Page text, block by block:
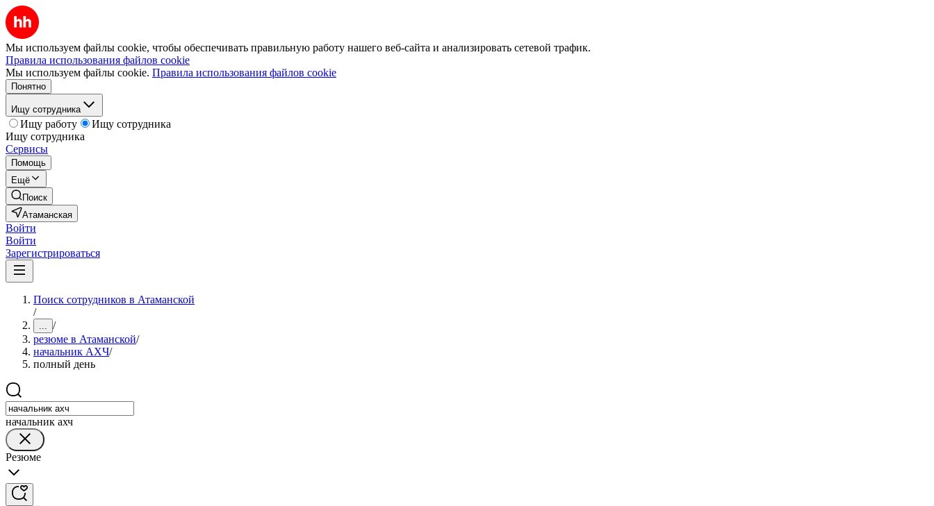
Мы используем файлы cookie, чтобы обеспечивать правильную работу нашего веб-сайта и анализировать сетевой трафик.
Правила использования файлов cookie
Мы используем файлы cookie. Правила использования файлов cookie
Понятно
Ищу сотрудника
Ищу работу
Ищу сотрудника
Ищу сотрудника
Сервисы
Помощь
Ещё
Поиск
Атаманская
Войти
Войти
Зарегистрироваться
Поиск сотрудников в Атаманской
/
... /
резюме в Атаманской/
начальник АХЧ/
полный день
начальник ахч
Резюме